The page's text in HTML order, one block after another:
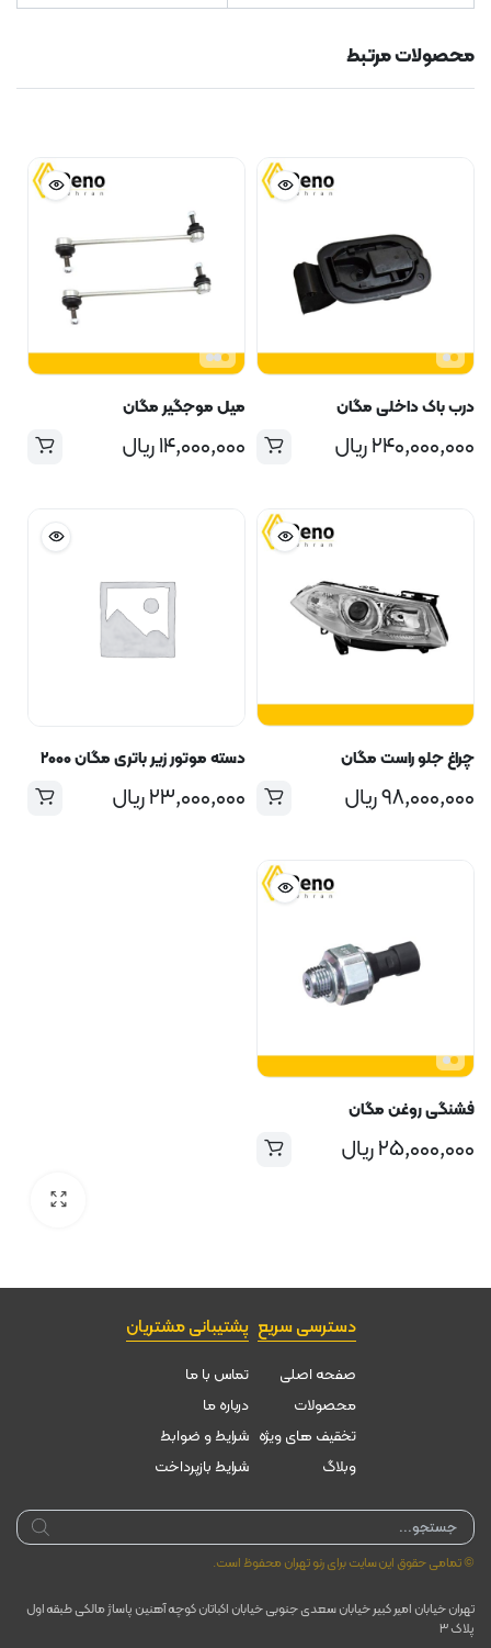
محصولات مرتبط
درب باک داخلی مگان
۲۴۰,۰۰۰,۰۰۰ریال
میل موجگیر مگان
۱۴,۰۰۰,۰۰۰ریال
چراغ جلو راست مگان
۹۸,۰۰۰,۰۰۰ریال
دسته موتور زیر باتری مگان ۲۰۰۰
۲۳,۰۰۰,۰۰۰ریال
فشنگی روغن مگان
۲۵,۰۰۰,۰۰۰ریال
دسترسی سریع
صفحه اصلی
محصولات
تخقیف های ویژه
وبلاگ
پشتیبانی مشتریان
تماس با ما
درباره ما
شرایط و ضوابط
شرایط بازپرداخت
Products
search
© تمامی حقوق این سایت برای رنو تهران محفوظ است.
تهران خیابان امیر کبیر خیابان سعدی جنوبی خیابان اکباتان کوچه آهنین پاساژ مالکی طبقه اول
پلاک ۳